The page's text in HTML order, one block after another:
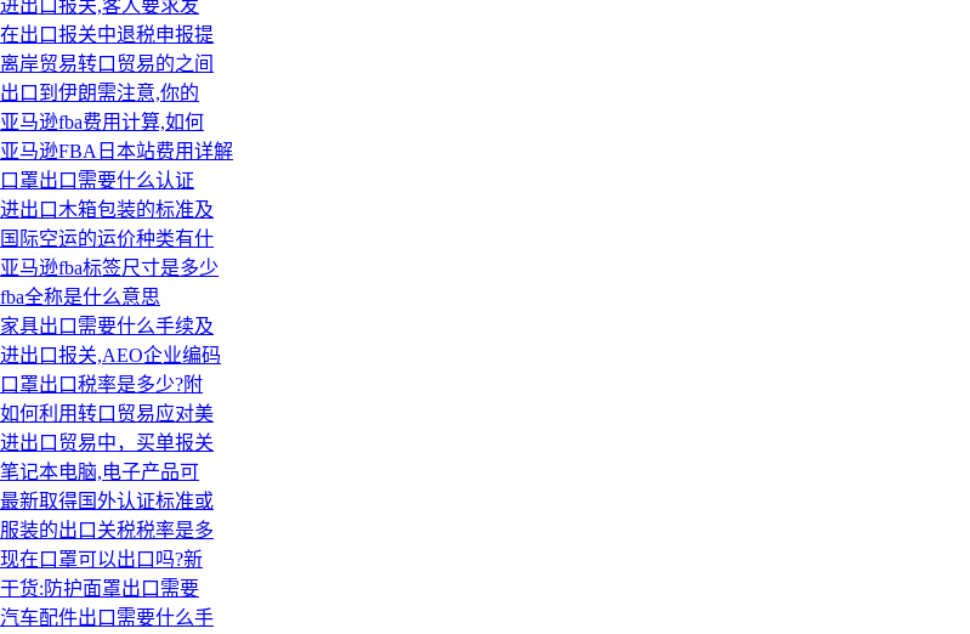
进出口报关,客人要求发
在出口报关中退税申报提
离岸贸易转口贸易的之间
出口到伊朗需注意,你的
亚马逊fba费用计算,如何
亚马逊FBA日本站费用详解
口罩出口需要什么认证
进出口木箱包装的标准及
国际空运的运价种类有什
亚马逊fba标签尺寸是多少
fba全称是什么意思
家具出口需要什么手续及
进出口报关,AEO企业编码
口罩出口税率是多少?附
如何利用转口贸易应对美
进出口贸易中，买单报关
笔记本电脑,电子产品可
最新取得国外认证标准或
服装的出口关税税率是多
现在口罩可以出口吗?新
干货:防护面罩出口需要
汽车配件出口需要什么手